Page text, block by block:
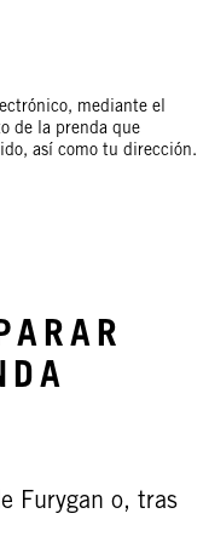
mediante el
de la prenda que
así como tu dirección.
Furygan o, tras